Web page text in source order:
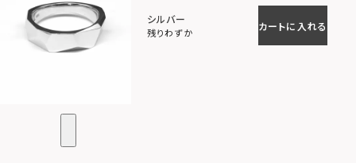
シルバー
残りわずか
カートに入れる